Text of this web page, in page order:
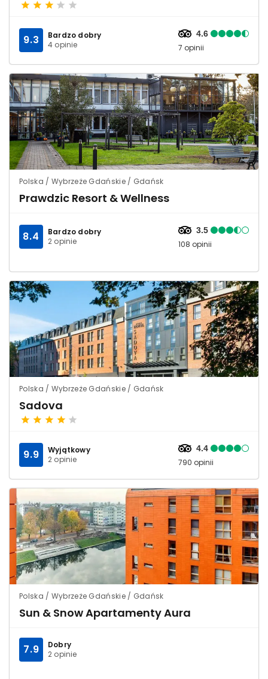
Bardzo dobry
4 opinie
9.3 4.6
7 opinii
Polska / Wybrzeże Gdańskie / Gdańsk
Prawdzic Resort & Wellness
Bardzo dobry
2 opinie
8.4 3.5
108 opinii
Polska / Wybrzeże Gdańskie / Gdańsk
Sadova
Wyjątkowy
2 opinie
9.9 4.4
790 opinii
Polska / Wybrzeże Gdańskie / Gdańsk
Sun & Snow Apartamenty Aura
Dobry
2 opinie
7.9